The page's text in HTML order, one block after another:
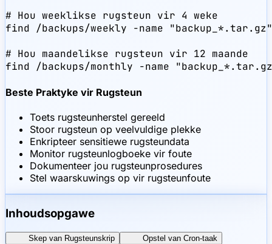
# Hou weeklikse rugsteun vir 4 weke
find /backups/weekly -name
# Hou maandelikse rugsteun vir 12 maande
find /backups/monthly -name
Beste Praktyke vir Rugsteun
Toets rugsteunherstel gereeld
Stoor rugsteun op veelvuldige plekke
Enkripteer sensitiewe rugsteundata
Monitor rugsteunlogboeke vir foute
Dokumenteer jou rugsteunprosedures
Stel waarskuwings op vir rugsteunfoute
Inhoudsopgawe
Skep van Rugsteunskrip
Opstel van Cron-taak